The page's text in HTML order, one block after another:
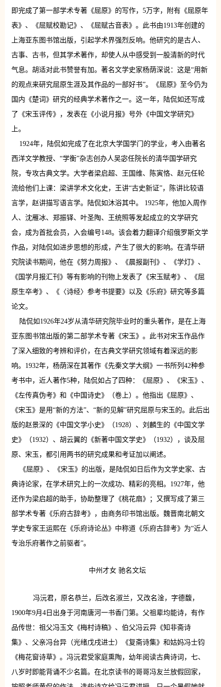
即完成了第一部学术专著《屈原》的写作，5万字，附有《屈原年
表》、《屈赋校勘记》、《屈赋古音表》。此书由1913年创建的
上海亚东图书馆出版，引起学术界强烈反响。他研究的是古人、
古事、古书，但其学术著作，却使人从中感受到一股清新的时代
气息。胡适对此书赞誉有加。著名文学史家杨荫深说：这是“用新
的观点来研究屈原生涯及其作品的一部好书”。《屈原》至今仍为
国内《楚词》研究的经典学术著作之一。这一年，陆侃如还写成
了《宋玉评传》，发表在《小说月报》号外《中国文学研究》
上。
1924年，陆侃如完成了在北京大学国学门的学业，考入由著名
西洋文学教授、“学衡”杂志创办人吴宓任院长的清华国学研究
院，专攻古典文学。大学者梁启超、王国维、陈寅恪、赵元任轮
流给他们上课：梁讲学术文化史，王讲“古史新证”，陈讲比较语
言学，赵讲描写语言学。陆侃如沐浴其中。 1925年，他加入周作
人、沈雁冰、郑振铎、叶圣陶、王统照等发起成立的文学研究
会，成为首批会员，入会编号148。该会着力翻译介绍俄罗斯文学
作品，对陆侃如进步思想的形成，产生了很大的影响。在清华研
究院读书期间，他在《努力周报》、《晨报副刊》、《学灯》、
《国学月报汇刊》等有影响的刊物上发表了《宋玉赋考》、《屈
原生卒考》、《〈诗经〉参考书提要》以及《乐府》研究等多篇
论文。
陆侃如1926年24岁从清华研究院毕业时的重头著作，是在上海
亚东图书馆出版的第二部学术专著《宋玉》。此书对宋玉作品作
了深入细致的考辨和评价，在古典文学研究领域有着深远的影
响。1932年，杨荫深在其著作《先秦文学大纲》一书所列42种参
考书中，近人著作5种，陆侃如占了四种：《屈原》、《宋玉》、
《左传真伪考》和《中国诗史》（卷上）。他指出《屈原》、
《宋玉》是用“新的方法”、“新的见解”研究屈原与宋玉的。此后出
版的赵景深的《中国文学小史》（1928）、刘麟生的《中国文学
史》（1932）、胡云翼的《新著中国文学史》（1932），谈及屈
原、宋玉，都引用两书的研究成果和考证加以阐述。
《屈原》、《宋玉》的出版，是陆侃如日后作为文学史家、古
典诗论家，在学术研究上的一次成功、精彩的亮相。1927年，他
还作为梁启超的助手，协助整理了《桃花扇》；又撰写成了第三
部学术专著《乐府古辞考》，由商务印书馆出版。魏晋南北朝文
学史专家王运熙在《乐府诗论丛》中称道《乐府古辞考》为“近人
专治乐府著作之前驱者”。
中州才女 驰名文坛
冯沅君，原名恭兰，后改名淑兰，又改名淦，字德馥，
1900年9月4日出身于河南唐河一书香门第。父祖辈均能诗，有作
品传世：祖父冯玉文《梅村诗稿》、伯父冯云异《知非斋诗
集》、父亲冯台异（光绪戊戌进士）《复斋诗集》和姑妈冯士钧
《梅花窗诗草》。冯沅君受家庭熏陶，幼年阅读古典诗词，七、
八岁时即能背诵不少名篇。在北京读书的哥哥冯友兰放假回家，